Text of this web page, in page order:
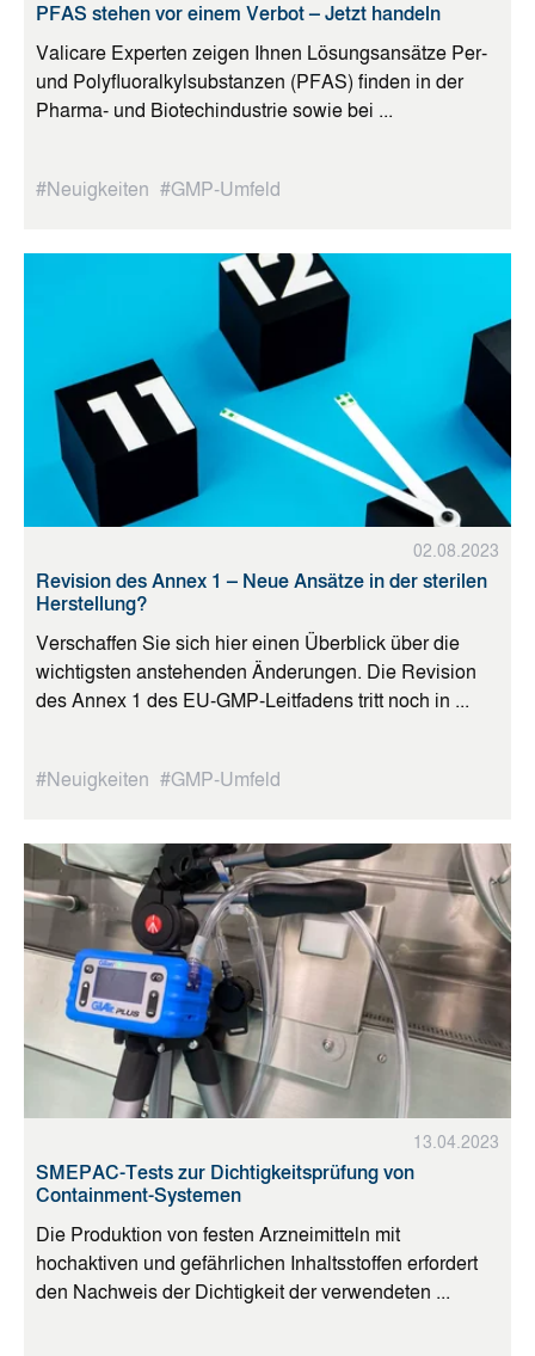
PFAS stehen vor einem Verbot – Jetzt handeln
Valicare Experten zeigen Ihnen Lösungsansätze Per-
und Polyfluoralkylsubstanzen (PFAS) finden in der
Pharma- und Biotechindustrie sowie bei ...
#Neuigkeiten #GMP-Umfeld
02.08.2023
Revision des Annex 1 – Neue Ansätze in der sterilen
Herstellung?
Verschaffen Sie sich hier einen Überblick über die
wichtigsten anstehenden Änderungen. Die Revision
des Annex 1 des EU-GMP-Leitfadens tritt noch in ...
#Neuigkeiten #GMP-Umfeld
13.04.2023
SMEPAC-Tests zur Dichtigkeitsprüfung von
Containment-Systemen
Die Produktion von festen Arzneimitteln mit
hochaktiven und gefährlichen Inhaltsstoffen erfordert
den Nachweis der Dichtigkeit der verwendeten ...